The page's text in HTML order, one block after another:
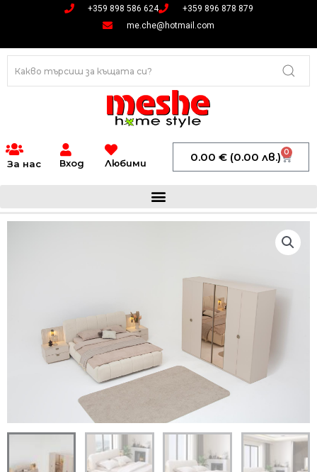
+359 898 586 624
+359 896 878 879
me.che@hotmail.com
За нас Вход Любими 0.00€ (0.00 лв.) 0
Cart